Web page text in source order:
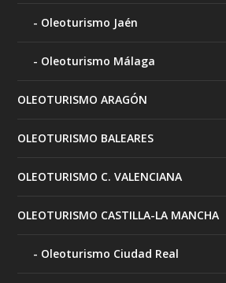
Oleoturismo Jaén
Oleoturismo Málaga
OLEOTURISMO ARAGÓN
OLEOTURISMO BALEARES
OLEOTURISMO C. VALENCIANA
OLEOTURISMO CASTILLA-LA MANCHA
Oleoturismo Ciudad Real